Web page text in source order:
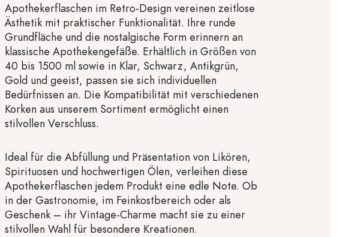
Apothekerflaschen im Retro-Design vereinen zeitlose
Ästhetik mit praktischer Funktionalität. Ihre runde
Grundfläche und die nostalgische Form erinnern an
klassische Apothekengefäße. Erhältlich in Größen von
40 bis 1500 ml sowie in Klar, Schwarz, Antikgrün,
Gold und geeist, passen sie sich individuellen
Bedürfnissen an. Die Kompatibilität mit verschiedenen
Korken aus unserem Sortiment ermöglicht einen
stilvollen Verschluss.
Ideal für die Abfüllung und Präsentation von Likören,
Spirituosen und hochwertigen Ölen, verleihen diese
Apothekerflaschen jedem Produkt eine edle Note. Ob
in der Gastronomie, im Feinkostbereich oder als
Geschenk – ihr Vintage-Charme macht sie zu einer
stilvollen Wahl für besondere Kreationen.